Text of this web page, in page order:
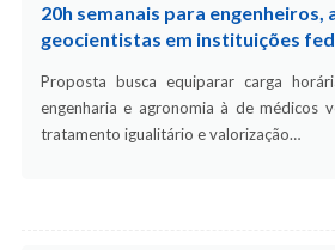
20h semanais para engenheiros,
geocientistas em instituições
Proposta busca equiparar carga
engenharia e agronomia à de médicos
tratamento igualitário e valorização…